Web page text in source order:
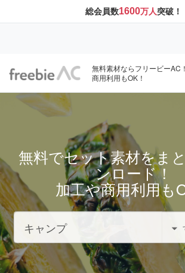
総会員数1600万人突破！
無料素材ならフリービーAC！
商用利用もOK！
無料でセット素材をま
ンロード！
加工や商用利用も